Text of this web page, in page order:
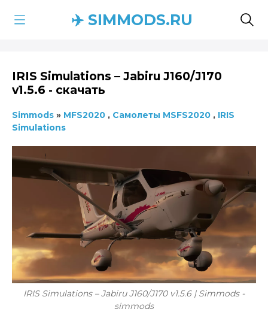
✈️ SIMMODS.RU
IRIS Simulations – Jabiru J160/J170
v1.5.6 - скачать
Simmods » MFS2020 , Самолеты MSFS2020 , IRIS
Simulations
IRIS Simulations – Jabiru J160/J170 v1.5.6 | Simmods -
simmods